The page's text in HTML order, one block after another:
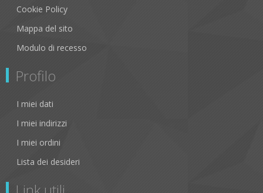
Cookie Policy
Mappa del sito
Modulo di recesso
Profilo
I miei dati
I miei indirizzi
I miei ordini
Lista dei desideri